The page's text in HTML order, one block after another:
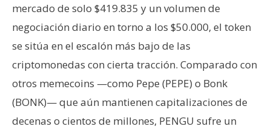
mercado de solo $419.835 y un volumen de
negociación diario en torno a los $50.000, el token
se sitúa en el escalón más bajo de las
criptomonedas con cierta tracción. Comparado con
otros memecoins —como Pepe (PEPE) o Bonk
(BONK)— que aún mantienen capitalizaciones de
decenas o cientos de millones, PENGU sufre un